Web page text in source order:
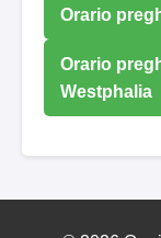
Orario
Orario
Westphalia